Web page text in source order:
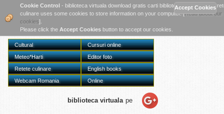
Twitter
Cultural
Cursuri online
Meteo*Harti
Editor foto
Retete culinare
English books
Webcam Romania
Online
biblioteca virtuala pe
Cookie Control - biblioteca virtuala download gratis carti biblioteca online digitala
culinare uses some cookies to store information on your computer. [Read about our
cookies].
Please click the Accept Cookies button to accept our cookies.